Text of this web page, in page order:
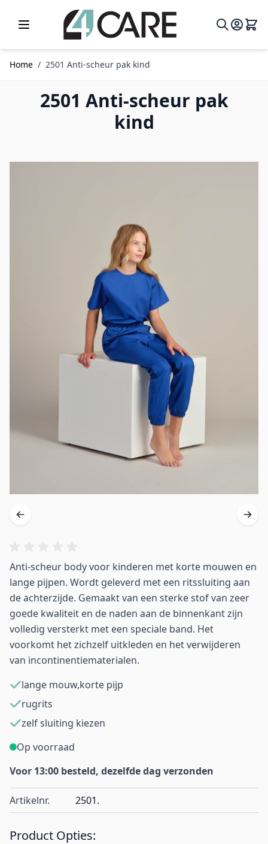
Ga naar de inhoud
Home / 2501 Anti-scheur pak kind
2501 Anti-scheur pak
kind
Anti-scheur body voor kinderen met korte mouwen en
lange pijpen. Wordt geleverd met een ritssluiting aan
de achterzijde. Gemaakt van een sterke stof van zeer
goede kwaliteit en de naden aan de binnenkant zijn
volledig versterkt met een speciale band. Het
voorkomt het zichzelf uitkleden en het verwijderen
van incontinentiematerialen.
lange mouw,korte pijp
rugrits
zelf sluiting kiezen
Op voorraad
Voor 13:00 besteld, dezelfde dag verzonden
Artikelnr. 2501.
Product Opties: